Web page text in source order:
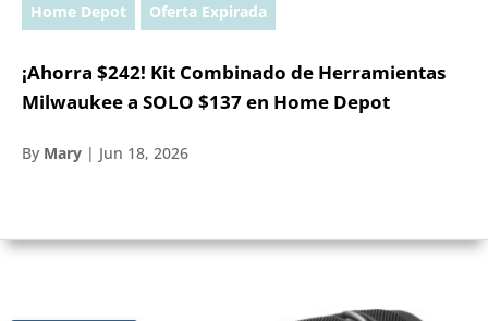
Home Depot Oferta Expirada
¡Ahorra $242! Kit Combinado de Herramientas
Milwaukee a SOLO $137 en Home Depot
By Mary | Jun 18, 2026